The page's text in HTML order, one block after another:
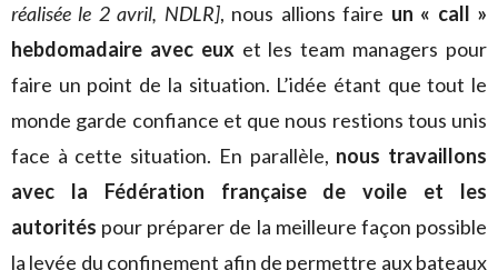
réalisée le 2 avril, NDLR], nous allions faire un « call »
hebdomadaire avec euxet les team managers pour
faire un point de la situation. L’idée étant que tout le
monde garde confiance et que nous restions tous unis
face à cette situation. En parallèle, nous travaillons
avec la Fédération française de voile et les
autorités pour préparer de la meilleure façon possible
la levée du confinement afin de permettre aux bateaux